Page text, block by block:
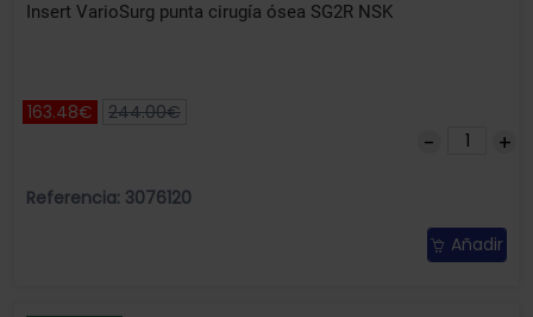
Insert VarioSurg punta cirugía ósea SG2R NSK
163.48€ 244.00€
Referencia: 3076120
Añadir